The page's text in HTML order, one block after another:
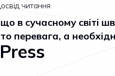
читання
в сучасному світі
перевага, а